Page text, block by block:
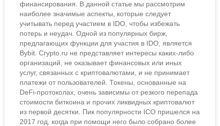
финансирования. В данной статье мы рассмотрим
наиболее значимые аспекты, которые следует
учитывать перед участием в IDO, чтобы избежать
потерь и неудач. Одной из популярных бирж,
предлагающих функции для участия в IDO, является
Bybit. Crypto.ru не представляет интересы каких-либо
организаций, не оказывает финансовых или иных
услуг, связанных с криптовалютами, и не принимает
платежи от пользователей. Токены, основанные на
DeFi-протоколах, очень зависимы от резкого перепада
стоимости биткоина и прочих ликвидных криптовалют
из первой десятки. Пик популярности ICO пришелся на
2017 год, когда при помощи него было собрано более